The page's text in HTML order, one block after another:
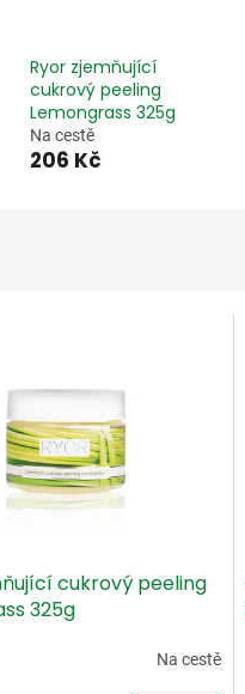
Ryor zjemňující
cukrový peeling
Lemongrass 325g
Na cestě
206 Kč
cukrový peeling
325g
Na cestě